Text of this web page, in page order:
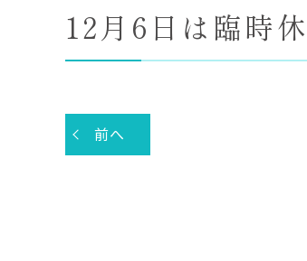
12月6日は臨時
前へ